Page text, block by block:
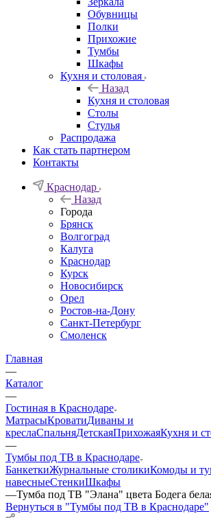
Обувницы
Полки
Прихожие
Тумбы
Шкафы
Кухня и столовая
Назад
Кухня и столовая
Столы
Стулья
Распродажа
Как стать партнером
Контакты
Краснодар
Назад
Города
Брянск
Волгоград
Калуга
Краснодар
Курск
Новосибирск
Орел
Ростов-на-Дону
Санкт-Петербург
Смоленск
Главная
—
Каталог
—
Гостиная в Краснодаре
МатрасыКроватиДиваны и
креслаСпальняДетскаяПрихожаяКухня и
—
Тумбы под ТВ в Краснодаре
БанкеткиЖурнальные столикиКомоды и
навесныеСтенкиШкафы
—Тумба под ТВ "Элана" цвета Бодега
Вернуться в "Тумбы под ТВ в Краснодаре"